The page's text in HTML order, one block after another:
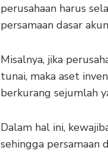
perusahaan harus
persamaan dasar
Misalnya, jika
tunai, maka aset
berkurang sejumlah
Dalam hal ini,
sehingga persamaan